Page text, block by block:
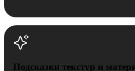
Подсказки текстур и